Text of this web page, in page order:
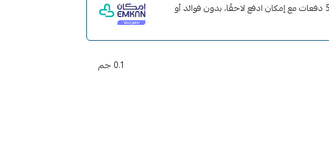
وقسّمها على 5 دفعات مع إمكان ادفع لاحقًا، بدون فوائد أو
0.1 جم